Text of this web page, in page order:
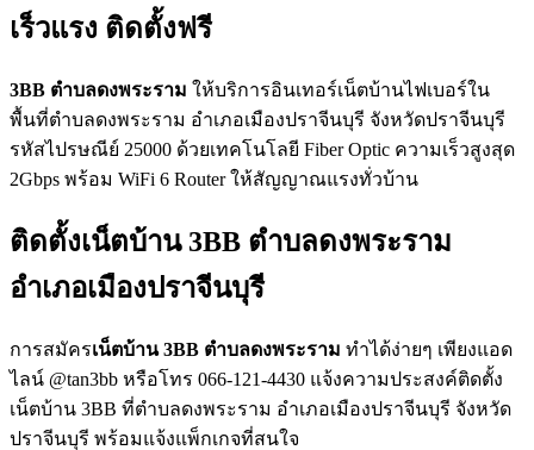
เร็วแรง ติดตั้งฟรี
3BB ตำบลดงพระราม ให้บริการอินเทอร์เน็ตบ้านไฟเบอร์ใน
พื้นที่ตำบลดงพระราม อำเภอเมืองปราจีนบุรี จังหวัดปราจีนบุรี
รหัสไปรษณีย์ 25000 ด้วยเทคโนโลยี Fiber Optic ความเร็วสูงสุด
2Gbps พร้อม WiFi 6 Router ให้สัญญาณแรงทั่วบ้าน
ติดตั้งเน็ตบ้าน 3BB ตำบลดงพระราม
อำเภอเมืองปราจีนบุรี
การสมัครเน็ตบ้าน 3BB ตำบลดงพระราม ทำได้ง่ายๆ เพียงแอด
ไลน์ @tan3bb หรือโทร 066-121-4430 แจ้งความประสงค์ติดตั้ง
เน็ตบ้าน 3BB ที่ตำบลดงพระราม อำเภอเมืองปราจีนบุรี จังหวัด
ปราจีนบุรี พร้อมแจ้งแพ็กเกจที่สนใจ